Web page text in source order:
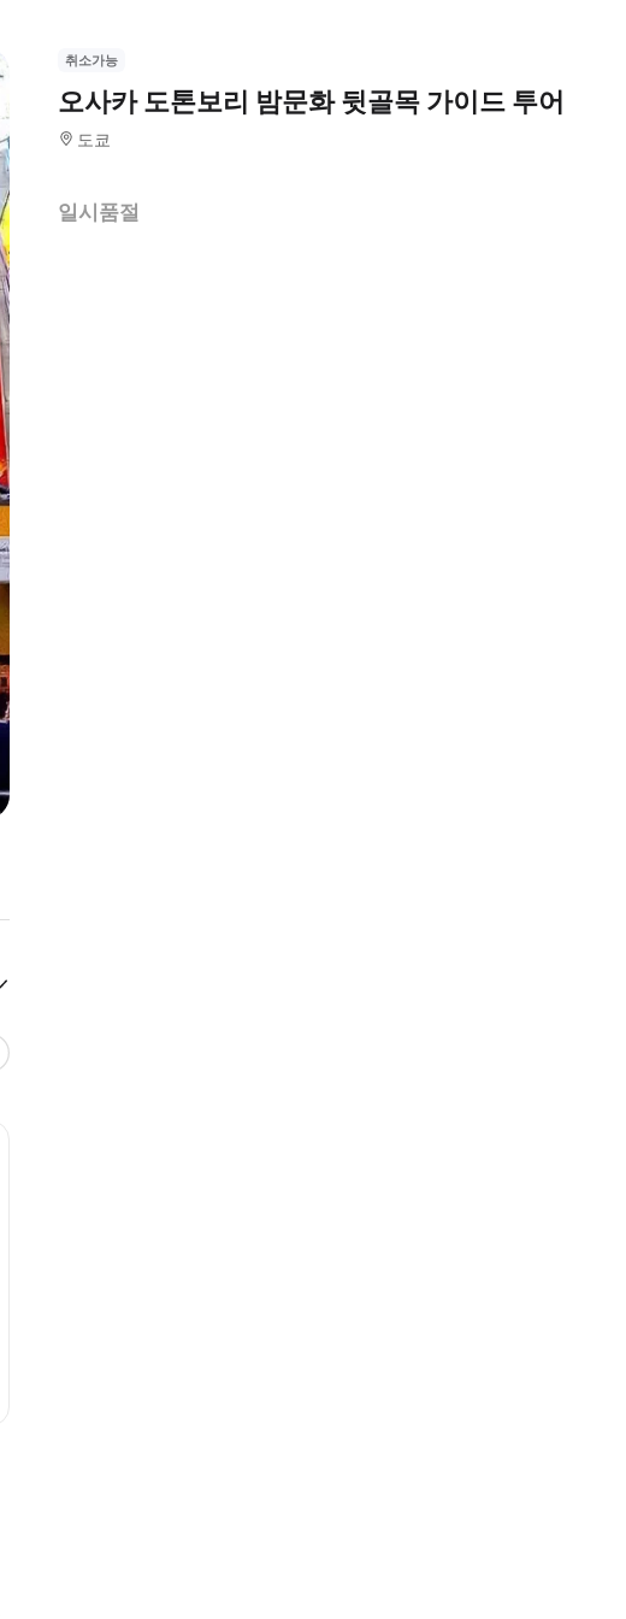
취소가능
오사카 도톤보리 밤문화 뒷골목 가이드 투어
도쿄
일시품절